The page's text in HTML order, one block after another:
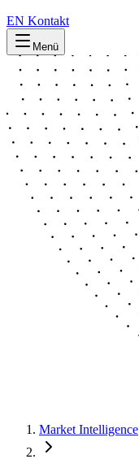
EN Kontakt
Menü
Market Intelligence